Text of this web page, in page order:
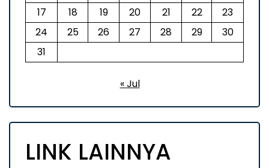
17
18 19 20 21 22
23
24
25 26 27 28 29
30
31
« Jul
LINK LAINNYA